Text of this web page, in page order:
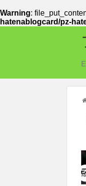
Warning:
hatenablogcard/pz-